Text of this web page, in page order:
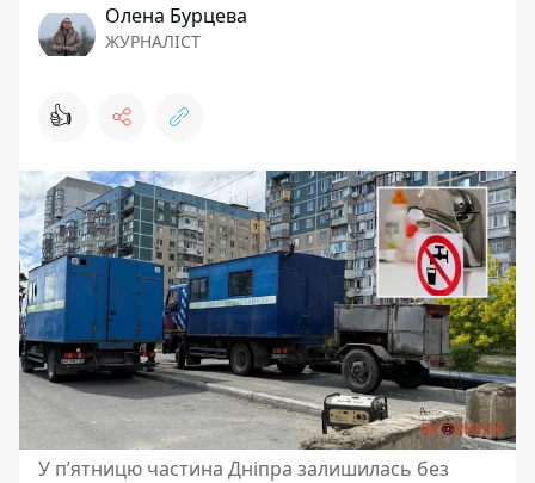
Олена Бурцева
ЖУРНАЛІСТ
👍
У п’ятницю частина Дніпра залишилась без